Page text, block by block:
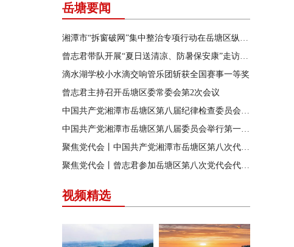
岳塘要闻
湘潭市“拆窗破网”集中整治专项行动在岳塘区纵深推进
曾志君带队开展“夏日送清凉、防暑保安康”走访慰问
滴水湖学校小水滴交响管乐团斩获全国赛事一等奖
曾志君主持召开岳塘区委常委会第2次会议
中国共产党湘潭市岳塘区第八届纪律检查委员会召开第一次全体会议
中国共产党湘潭市岳塘区第八届委员会举行第一次全体（扩大）会议
聚焦党代会丨中国共产党湘潭市岳塘区第八次代表大会胜利闭幕
聚焦党代会丨曾志君参加岳塘区第八次党代会代表团分团讨论
视频精选